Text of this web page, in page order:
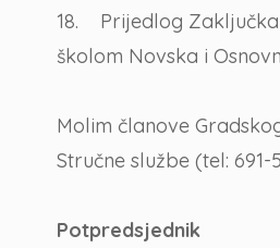
18. Prijedlog Zaključka
školom Novska i
Molim članove
Stručne službe (tel: 691-
Potpredsjednik